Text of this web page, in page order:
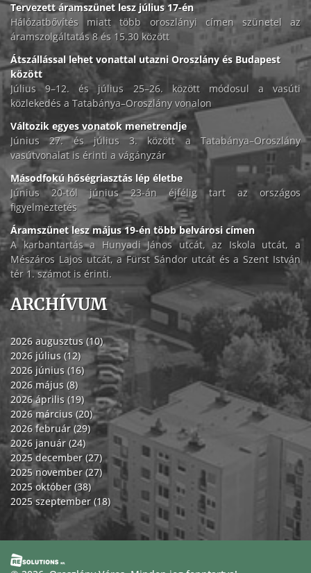
Tervezett áramszünet lesz július 17-én
Hálózatbővítés miatt több oroszlányi címen szünetel az
áramszolgáltatás 8 és 15.30 között
Átszállással lehet vonattal utazni Oroszlány és Budapest
között
Július 9–12. és július 25–26. között módosul a vasúti
közlekedés a Tatabánya–Oroszlány vonalon
Változik egyes vonatok menetrendje
Június 27. és július 3. között a Tatabánya–Oroszlány
vasútvonalat is érinti a vágányzár
Másodfokú hőségriasztás lép életbe
Június 20-tól június 23-án éjfélig tart az országos
figyelmeztetés
Áramszünet lesz május 19-én több belvárosi címen
A karbantartás a Hunyadi János utcát, az Iskola utcát, a
Mészáros Lajos utcát, a Fürst Sándor utcát és a Szent István
tér 1. számot is érinti.
ARCHÍVUM
2026 augusztus (10)
2026 július (12)
2026 június (16)
2026 május (8)
2026 április (19)
2026 március (20)
2026 február (29)
2026 január (24)
2025 december (27)
2025 november (27)
2025 október (38)
2025 szeptember (18)